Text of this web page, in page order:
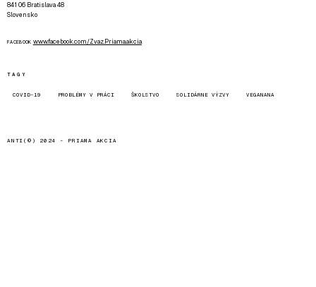
841 06 Bratislava 48
Slovensko
FACEBOOK www.facebook.com/Zvaz.Priama.akcia
TAGY
COVID-19 PROBLÉMY V PRÁCI ŠKOLSTVO SOLIDÁRNE VÝZVY VEGANANA
ANTI(©) 2024 - PRIAMA AKCIA